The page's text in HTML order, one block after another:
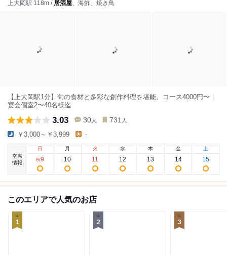
上大岡駅 118m / 居酒屋、海鮮、焼き鳥
【上大岡駅1分】旬の食材と多彩な創作料理を堪能。コース4000円〜｜
宴会個室2〜40名様迄
3.03 30 人 731 人
￥3,000～￥3,999 -
空席
情報
日
8/9
月
10
火
11
水
12
木
13
金
14
土
15
このエリアで人気のお店
1 2 3